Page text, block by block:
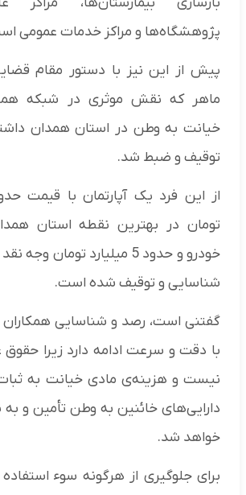
پژوهشگاه‌ها و مراکز خدمات عمومی
پیش از این نیز با دستور مقام
ماهر که نقش موثری در شبکه
خیانت به وطن در استان همدان
توقیف و ضبط شد.
تومان در بهترین نقطه استان
خودرو و حدود 5 میلیارد
شناسایی و توقیف شده است.
گفتنی است، رصد و شناسایی
با دقت و سرعت ادامه دارد زیرا
نیست و هزینه‌ی مادی خیانت به
دارایی‌های خائنین به وطن تأمین و
خواهد شد.
برای جلوگیری از هرگونه سوء استفاده